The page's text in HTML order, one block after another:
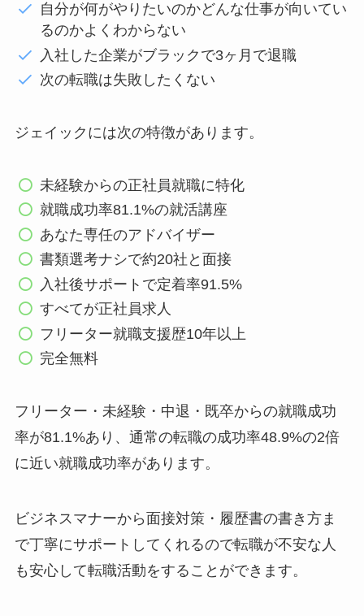
自分が何がやりたいのかどんな仕事が向いてい
るのかよくわからない
入社した企業がブラックで3ヶ月で退職
次の転職は失敗したくない
ジェイックには次の特徴があります。
未経験からの正社員就職に特化
就職成功率81.1%の就活講座
あなた専任のアドバイザー
書類選考ナシで約20社と面接
入社後サポートで定着率91.5%
すべてが正社員求人
フリーター就職支援歴10年以上
完全無料
フリーター・未経験・中退・既卒からの就職成功
率が81.1%あり、通常の転職の成功率48.9%の2倍
に近い就職成功率があります。
ビジネスマナーから面接対策・履歴書の書き方ま
で丁寧にサポートしてくれるので転職が不安な人
も安心して転職活動をすることができます。